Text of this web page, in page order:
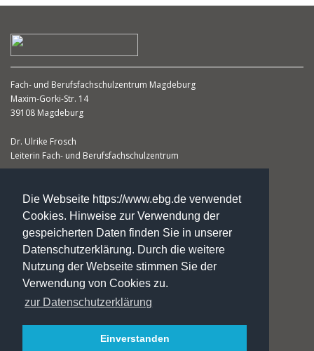
Die Webseite https://www.ebg.de verwendet
Cookies. Hinweise zur Verwendung der
gespeicherten Daten finden Sie in unserer
Datenschutzerklärung. Durch die weitere
Nutzung der Webseite stimmen Sie der
Verwendung von Cookies zu.
zur Datenschutzerklärung
Einverstanden
Fach- und Berufsfachschulzentrum Magdeburg
Maxim-Gorki-Str. 14
39108 Magdeburg
Dr. Ulrike Frosch
Leiterin Fach- und Berufsfachschulzentrum
Telefax: +49. 3 91. 5 66 67 51
fs-magdeburg@ebg.de
zertifiziert nach DIN EN ISO 9001:2015
Trägerzertifiziert nach AZAV
Impressum
Datenschutzerklärung